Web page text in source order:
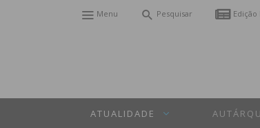
Menu Pesquisar Edição
ATUALIDADE